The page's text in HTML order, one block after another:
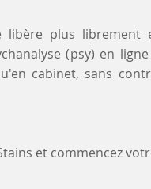
plus librement
(psy) en
cabinet, sans
et commencez